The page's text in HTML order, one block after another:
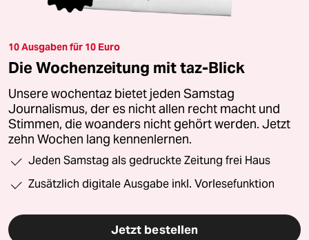
10 Ausgaben für 10 Euro
Die Wochenzeitung mit taz-Blick
Unsere wochentaz bietet jeden Samstag
Journalismus, der es nicht allen recht macht und
Stimmen, die woanders nicht gehört werden. Jetzt
zehn Wochen lang kennenlernen.
Jeden Samstag als gedruckte Zeitung frei Haus
Zusätzlich digitale Ausgabe inkl. Vorlesefunktion
Jetzt bestellen